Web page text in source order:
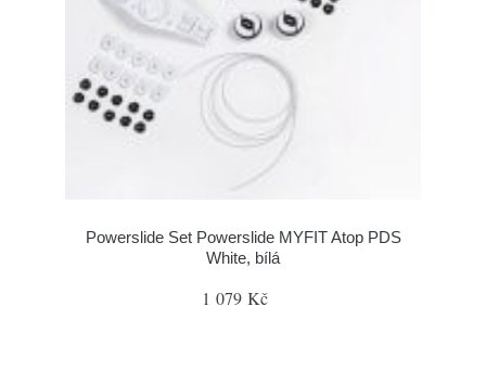
Powerslide Set Powerslide MYFIT Atop PDS
White, bílá
1 079 Kč